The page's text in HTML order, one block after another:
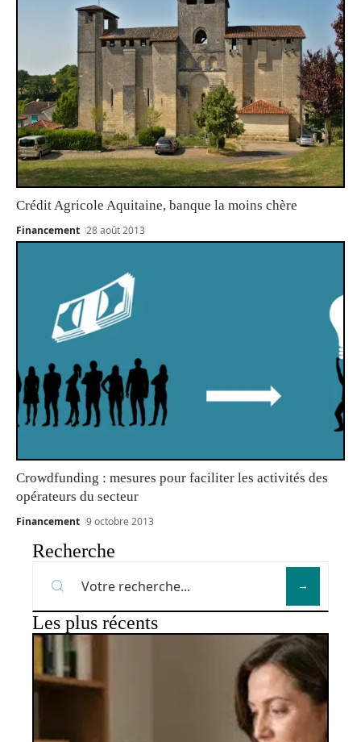
Crédit Agricole Aquitaine, banque la moins chère
Financement 28 août 2013
Crowdfunding : mesures pour faciliter les activités des
opérateurs du secteur
Financement 9 octobre 2013
Recherche
Les plus récents